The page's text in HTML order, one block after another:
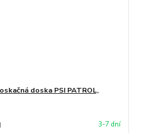
doska PSI PATROL,
3-7 dní